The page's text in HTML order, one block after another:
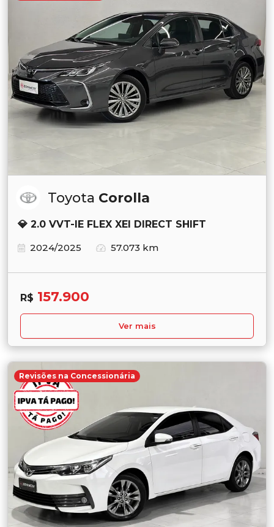
Toyota Corolla
💎 2.0 VVT-IE FLEX XEI DIRECT SHIFT
2024/2025
57.073 km
R$ 157.900
Ver mais
Revisões na Concessionária